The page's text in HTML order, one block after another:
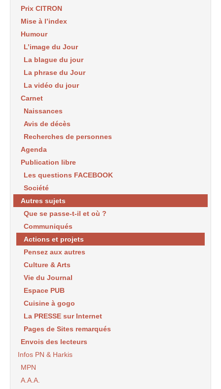
Prix CITRON
Mise à l’index
Humour
L’image du Jour
La blague du jour
La phrase du Jour
La vidéo du jour
Carnet
Naissances
Avis de décès
Recherches de personnes
Agenda
Publication libre
Les questions FACEBOOK
Société
Autres sujets
Que se passe-t-il et où ?
Communiqués
Actions et projets
Pensez aux autres
Culture & Arts
Vie du Journal
Espace PUB
Cuisine à gogo
La PRESSE sur Internet
Pages de Sites remarqués
Envois des lecteurs
Infos PN & Harkis
MPN
A.A.A.